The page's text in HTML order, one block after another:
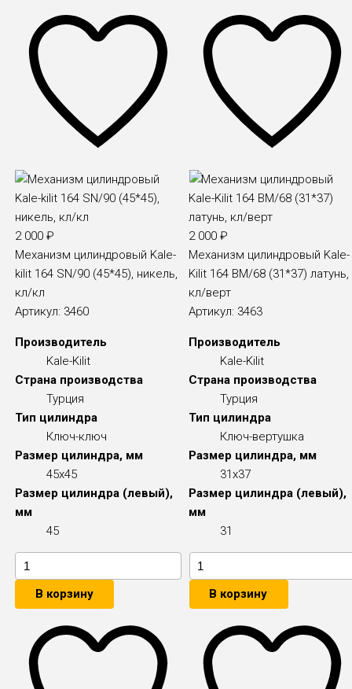
2 000₽
Механизм цилиндровый Kale-
kilit 164 SN/90 (45*45), никель,
кл/кл
Артикул: 3460
Производитель
Kale-Kilit
Страна производства
Турция
Тип цилиндра
Ключ-ключ
Размер цилиндра, мм
45x45
Размер цилиндра (левый),
мм
45
В корзину
2 000₽
Механизм цилиндровый Kale-
Kilit 164 BM/68 (31*37) латунь,
кл/верт
Артикул: 3463
Производитель
Kale-Kilit
Страна производства
Турция
Тип цилиндра
Ключ-вертушка
Размер цилиндра, мм
31x37
Размер цилиндра (левый),
мм
31
В корзину